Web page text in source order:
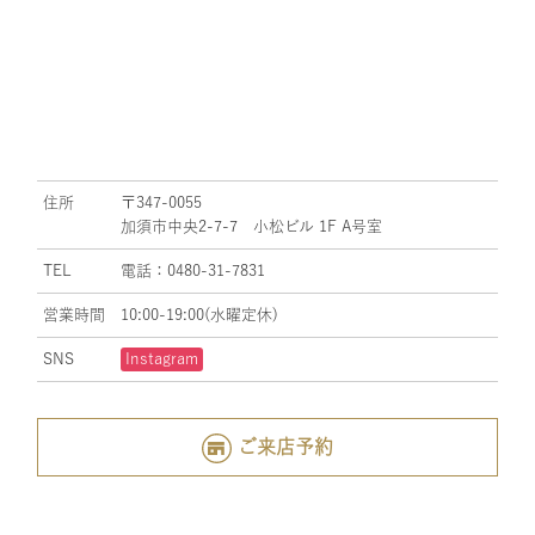
住所
〒347-0055
加須市中央2-7-7 小松ビル 1F A号室
TEL 電話：0480-31-7831
営業時間 10:00-19:00(水曜定休)
SNS Instagram
ご来店予約